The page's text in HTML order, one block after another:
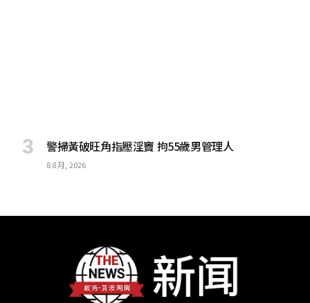
警掃黃破旺角指壓淫竇 拘55歲男管理人
8 8 月, 2026